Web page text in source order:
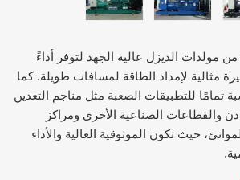
مولدات الديزل عالية الجهد لتوفر أداءً
مثالية لإمداد الطاقة لمسافات طويلة. كما
تمامًا للتطبيقات الصعبة مثل مناجم التعدين
والقطاعات الصناعية الأخرى ومراكز
حيث تكون الموثوقية العالية والأداء